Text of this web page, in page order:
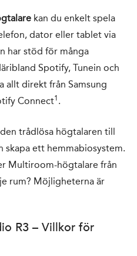
kan du enkelt spela
dator eller tablet via
har stöd för många
Spotify, Tunein och
allt direkt från Samsung
Connect1 .
den trådlösa högtalaren till
skapa ett hemmabiosystem.
Multiroom-högtalare från
rum? Möjligheterna är
R3 – Villkor för